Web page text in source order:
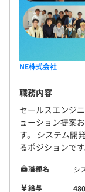
NE株式会社
職務内容
セールスエンジ
ューション提案
す。 システム開
るポジションで
職種名
シ
給与